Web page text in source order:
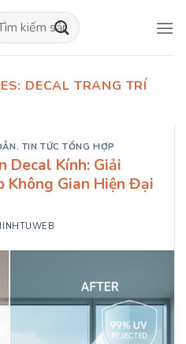
DECAL TRANG TRÍ
, TIN TỨC TỔNG HỢP
Decal Kính: Giải
Không Gian Hiện Đại